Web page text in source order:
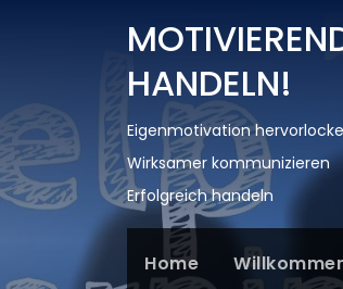
HANDELN!
Eigenmotivation
Wirksamer kommunizieren
Erfolgreich handeln
Home